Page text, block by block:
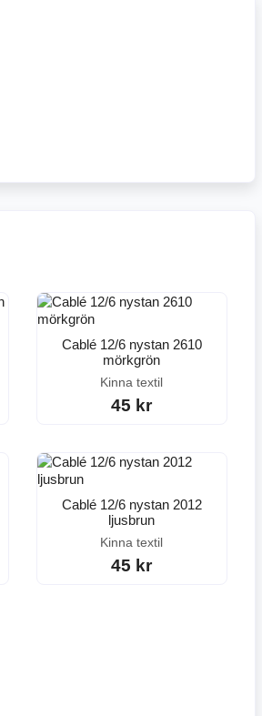
Cablé 12/6 nystan 2610
mörkgrön
Kinna textil
45 kr
Cablé 12/6 nystan 2012
ljusbrun
Kinna textil
45 kr